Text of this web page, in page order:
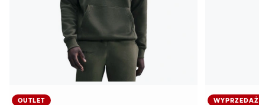
OUTLET WYPRZEDAŻ